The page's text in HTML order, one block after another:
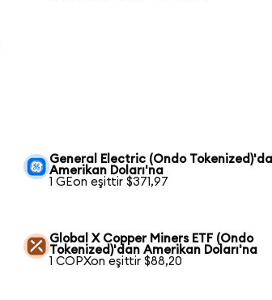
General Electric (Ondo
Amerikan Doları'na
1 GEon eşittir $371,97
Global X Copper Miners ETF (Ondo
Tokenized)'dan Amerikan Doları'na
1 COPXon eşittir $88,20